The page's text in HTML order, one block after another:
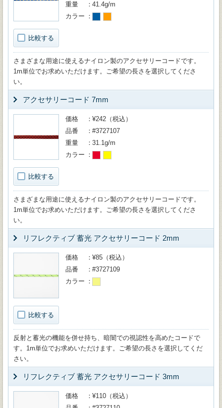
比較する
重量
41.4g/m
カラー
さまざまな用途に使えるナイロン製のアクセサリーコードです。
1m単位でお求めいただけます。ご希望の長さを選択してくださ
い。
アクセサリーコード 7mm
比較する
価格
¥242（税込）
品番
#3727107
重量
31.1g/m
カラー
さまざまな用途に使えるナイロン製のアクセサリーコードです。
1m単位でお求めいただけます。ご希望の長さを選択してくださ
い。
リフレクティブ 蓄光 アクセサリーコード 2mm
比較する
価格
¥85（税込）
品番
#3727109
カラー
反射と蓄光の機能を併せ持ち、暗闇での視認性を高めたコードで
す。1m単位でお求めいただけます。ご希望の長さを選択してくだ
さい。
リフレクティブ 蓄光 アクセサリーコード 3mm
価格
¥110（税込）